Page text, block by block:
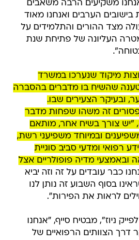
משקיעים הרבה משאבים
הערבים ואנחנו מאוד
מצד ההורים והתלמידים על
העליונה של פתיחת שנת
מיקוד שנערכו במשרד
שהשיח בו מדברים בהסברה
ובעיקר הצעירים שבו.
זה משהו שפחות מדבר
"יש צורך בשיח אחר, מותאם
ובמיוחד משפיעני רשת,
רפואי ומדעי סביב סוגיית
ובאמצעי מדיה פופולריים אצל
כבר עובדים על זה וזה יביא
בסוף השבוע זה נותן לנו
לראות את הפירות".
ניוז", מבטיח סייף, "אנחנו
דרך הצוותים הרפואיים של